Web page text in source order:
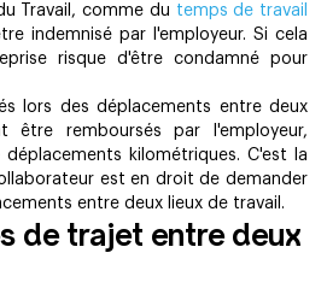
Travail, comme du temps de travail
indemnisé par l'employeur. Si cela
risque d'être condamné pour
lors des déplacements entre deux
être remboursés par l'employeur,
kilométriques. C'est la
est en droit de demander
entre deux lieux de travail.
de trajet entre deux